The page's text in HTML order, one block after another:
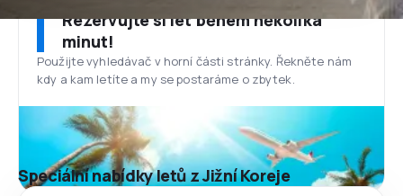
Rezervujte si let během několika
minut!
Použijte vyhledávač v horní části stránky. Řekněte nám
kdy a kam letíte a my se postaráme o zbytek.
Speciální nabídky letů z Jižní Koreje